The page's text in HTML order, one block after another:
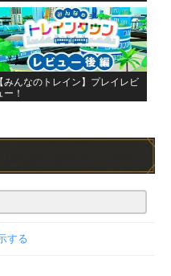
【みんなのトレイン】プレイレビ
ー！
する